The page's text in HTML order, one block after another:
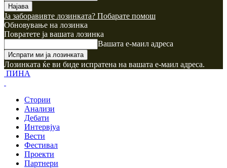
Ја заборавивте лозинката? Побарате помош
Обновување на лозинка
Повратете ја вашата лозинка
Вашата е-маил адреса
Лозинката ќе ви биде испратена на вашата е-маил адреса.
ПИНА
Стории
Анализи
Дебати
Интервјуа
Вести
Фестивал
Проекти
Партнери